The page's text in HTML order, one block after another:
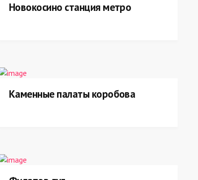
Новокосино станция метро
Каменные палаты коробова